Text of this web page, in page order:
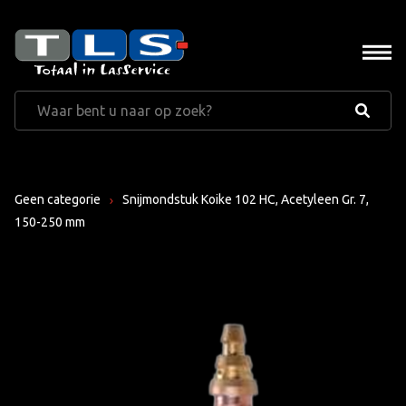
Geen categorie
Snijmondstuk Koike 102 HC, Acetyleen Gr. 7,
150-250 mm